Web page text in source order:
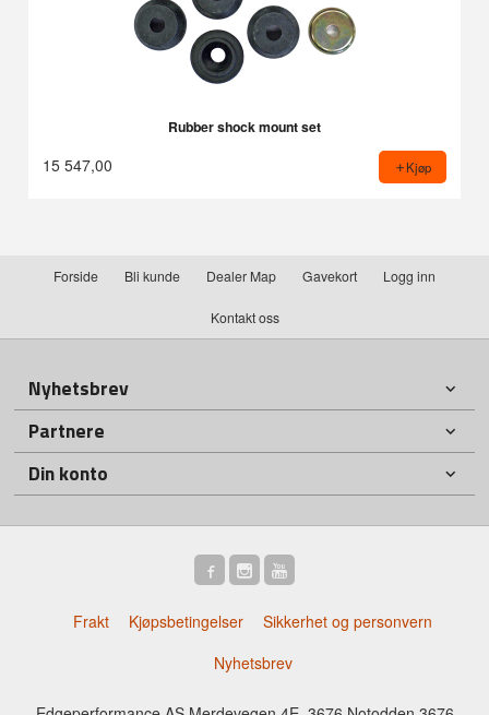
Rubber shock mount set
15 547,00 Kjøp
Forside Bli kunde Dealer Map Gavekort Logg inn
Kontakt oss
Nyhetsbrev
Partnere
Din konto
Frakt Kjøpsbetingelser
Sikkerhet og personvern
Nyhetsbrev